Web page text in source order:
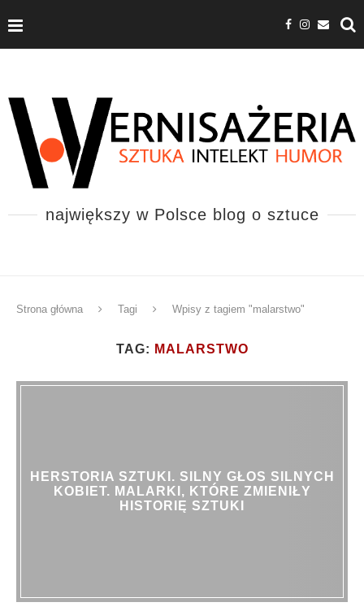
największy w Polsce blog o sztuce
Strona główna Tagi Wpisy z tagiem "malarstwo"
TAG: MALARSTWO
HERSTORIA SZTUKI. SILNY GŁOS SILNYCH
KOBIET. MALARKI, KTÓRE ZMIENIŁY
HISTORIĘ SZTUKI